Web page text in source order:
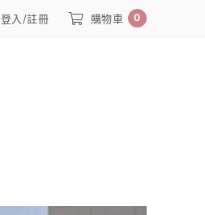
登入/註冊 購物車 0